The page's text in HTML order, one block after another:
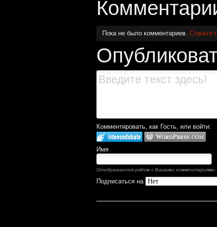
Пока не было комментариев. Станьте
Комментировать, как Гость, или войти:
Имя
Отображается рядом с Вашими комментариями
Подписаться на